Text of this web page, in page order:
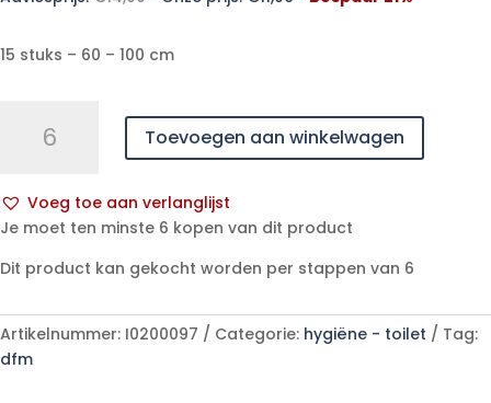
15 stuks – 60 – 100 cm
S
(Tubes)
-
stuks
aantal
Toevoegen aan winkelwagen
Voeg toe aan verlanglijst
A
t
r
n
Je moet ten minste 6 kopen van dit product
Dit product kan gekocht worden per stappen van 6
Artikelnummer: I0200097 Categorie: hygiëne - toilet
Tag:
dfm